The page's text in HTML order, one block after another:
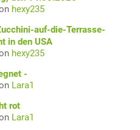
hexy235
auf-die-Terrasse-
in den USA
hexy235
-
Lara1
rot
Lara1